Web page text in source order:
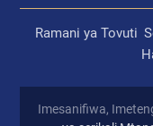
Ramani ya Tovuti
Imesanifiwa,